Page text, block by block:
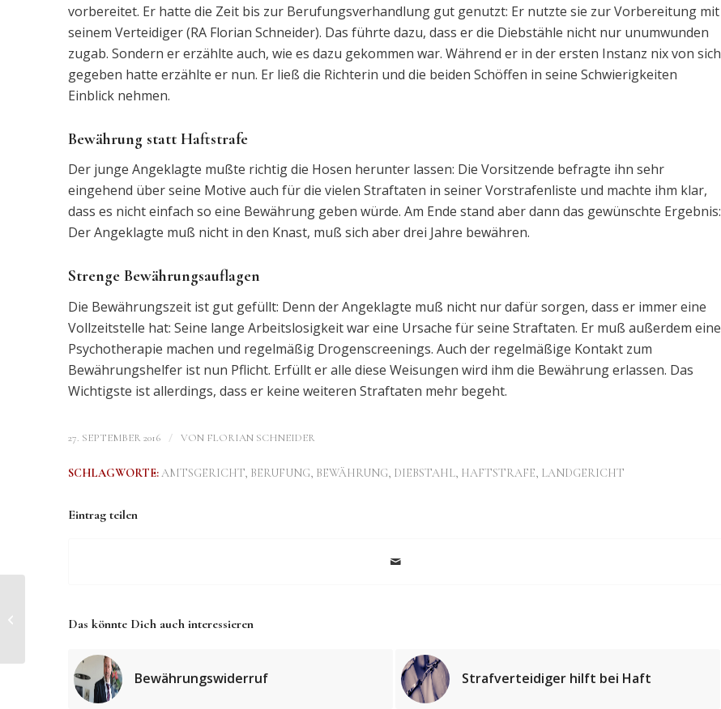
vorbereitet. Er hatte die Zeit bis zur Berufungsverhandlung gut genutzt: Er nutzte sie zur Vorbereitung mit
seinem Verteidiger (RA Florian Schneider). Das führte dazu, dass er die Diebstähle nicht nur unumwunden
zugab. Sondern er erzählte auch, wie es dazu gekommen war. Während er in der ersten Instanz nix von sich
gegeben hatte erzählte er nun. Er ließ die Richterin und die beiden Schöffen in seine Schwierigkeiten
Einblick nehmen.
Bewährung statt Haftstrafe
Der junge Angeklagte mußte richtig die Hosen herunter lassen: Die Vorsitzende befragte ihn sehr
eingehend über seine Motive auch für die vielen Straftaten in seiner Vorstrafenliste und machte ihm klar,
dass es nicht einfach so eine Bewährung geben würde. Am Ende stand aber dann das gewünschte Ergebnis:
Der Angeklagte muß nicht in den Knast, muß sich aber drei Jahre bewähren.
Strenge Bewährungsauflagen
Die Bewährungszeit ist gut gefüllt: Denn der Angeklagte muß nicht nur dafür sorgen, dass er immer eine
Vollzeitstelle hat: Seine lange Arbeitslosigkeit war eine Ursache für seine Straftaten. Er muß außerdem eine
Psychotherapie machen und regelmäßig Drogenscreenings. Auch der regelmäßige Kontakt zum
Bewährungshelfer ist nun Pflicht. Erfüllt er alle diese Weisungen wird ihm die Bewährung erlassen. Das
Wichtigste ist allerdings, dass er keine weiteren Straftaten mehr begeht.
27. SEPTEMBER 2016 / VON FLORIAN SCHNEIDER
SCHLAGWORTE: AMTSGERICHT, BERUFUNG, BEWÄHRUNG, DIEBSTAHL, HAFTSTRAFE, LANDGERICHT
Eintrag teilen
Das könnte Dich auch interessieren
Bewährungswiderruf Strafverteidiger hilft bei Haft
Haft für Drogenhandel